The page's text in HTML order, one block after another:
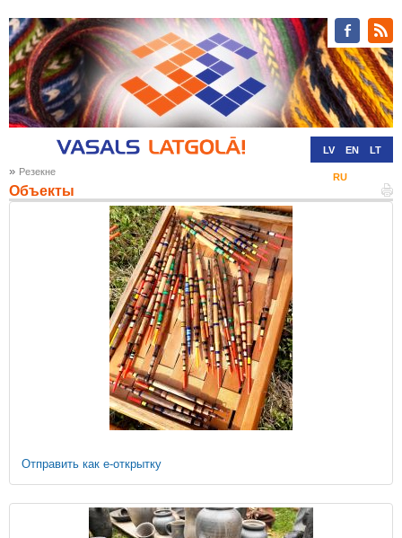
LV EN LT
RU
» Резекне
Oбъекты
Отправить как е-открытку